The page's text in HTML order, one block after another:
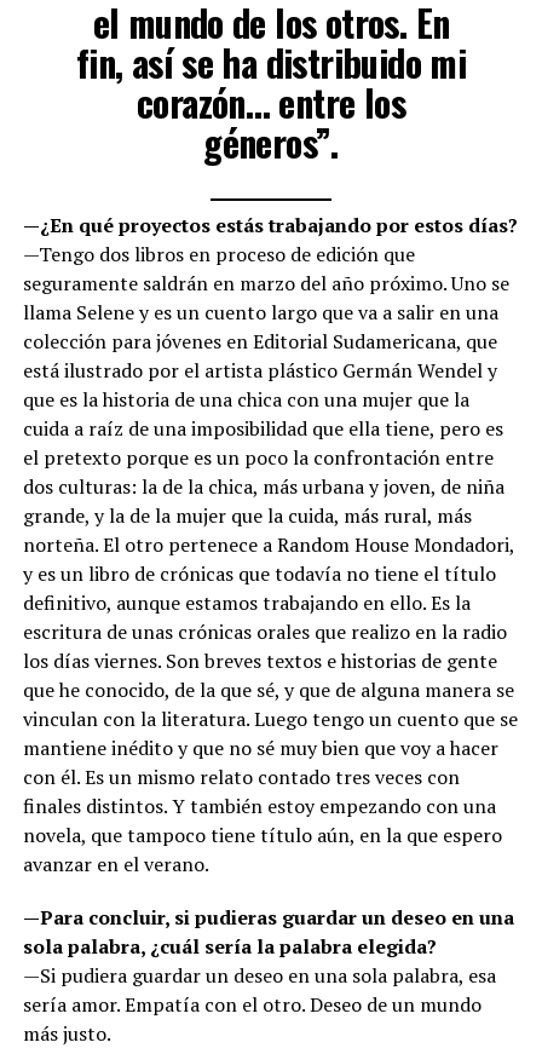
el mundo de los otros. En
fin, así se ha distribuido mi
corazón… entre los
géneros”.
—¿En qué proyectos estás trabajando por estos días?
—Tengo dos libros en proceso de edición que
seguramente saldrán en marzo del año próximo. Uno se
llama Selene y es un cuento largo que va a salir en una
colección para jóvenes en Editorial Sudamericana, que
está ilustrado por el artista plástico Germán Wendel y
que es la historia de una chica con una mujer que la
cuida a raíz de una imposibilidad que ella tiene, pero es
el pretexto porque es un poco la confrontación entre
dos culturas: la de la chica, más urbana y joven, de niña
grande, y la de la mujer que la cuida, más rural, más
norteña. El otro pertenece a Random House Mondadori,
y es un libro de crónicas que todavía no tiene el título
definitivo, aunque estamos trabajando en ello. Es la
escritura de unas crónicas orales que realizo en la radio
los días viernes. Son breves textos e historias de gente
que he conocido, de la que sé, y que de alguna manera se
vinculan con la literatura. Luego tengo un cuento que se
mantiene inédito y que no sé muy bien que voy a hacer
con él. Es un mismo relato contado tres veces con
finales distintos. Y también estoy empezando con una
novela, que tampoco tiene título aún, en la que espero
avanzar en el verano.
—Para concluir, si pudieras guardar un deseo en una
sola palabra, ¿cuál sería la palabra elegida?
—Si pudiera guardar un deseo en una sola palabra, esa
sería amor. Empatía con el otro. Deseo de un mundo
más justo.